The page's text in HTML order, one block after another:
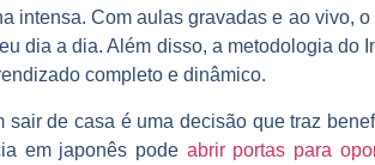
intensa. Com aulas gravadas e ao vivo,
dia a dia. Além disso, a metodologia do
completo e dinâmico.
sair de casa é uma decisão que traz
em japonês pode abrir portas para